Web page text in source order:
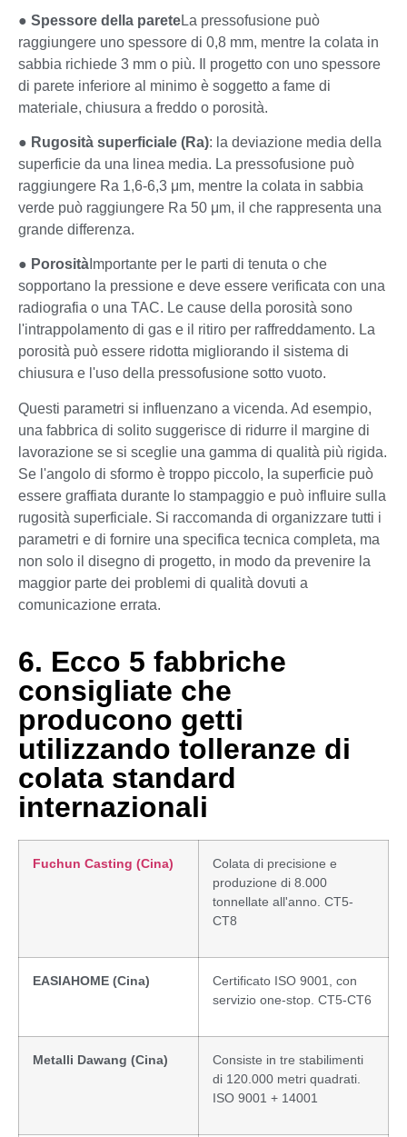
● Spessore della pareteLa pressofusione può
raggiungere uno spessore di 0,8 mm, mentre la colata in
sabbia richiede 3 mm o più. Il progetto con uno spessore
di parete inferiore al minimo è soggetto a fame di
materiale, chiusura a freddo o porosità.
● Rugosità superficiale (Ra): la deviazione media della
superficie da una linea media. La pressofusione può
raggiungere Ra 1,6-6,3 μm, mentre la colata in sabbia
verde può raggiungere Ra 50 μm, il che rappresenta una
grande differenza.
● Porosità Importante per le parti di tenuta o che
sopportano la pressione e deve essere verificata con una
radiografia o una TAC. Le cause della porosità sono
l'intrappolamento di gas e il ritiro per raffreddamento. La
porosità può essere ridotta migliorando il sistema di
chiusura e l'uso della pressofusione sotto vuoto.
Questi parametri si influenzano a vicenda. Ad esempio,
una fabbrica di solito suggerisce di ridurre il margine di
lavorazione se si sceglie una gamma di qualità più rigida.
Se l'angolo di sformo è troppo piccolo, la superficie può
essere graffiata durante lo stampaggio e può influire sulla
rugosità superficiale. Si raccomanda di organizzare tutti i
parametri e di fornire una specifica tecnica completa, ma
non solo il disegno di progetto, in modo da prevenire la
maggior parte dei problemi di qualità dovuti a
comunicazione errata.
6. Ecco 5 fabbriche
consigliate che
producono getti
utilizzando tolleranze di
colata standard
internazionali
Fuchun Casting (Cina)
Colata di precisione e
produzione di 8.000
tonnellate all'anno. CT5-
CT8
EASIAHOME (Cina)
Certificato ISO 9001, con
servizio one-stop. CT5-CT6
Metalli Dawang (Cina)
Consiste in tre stabilimenti
di 120.000 metri quadrati.
ISO 9001 + 14001